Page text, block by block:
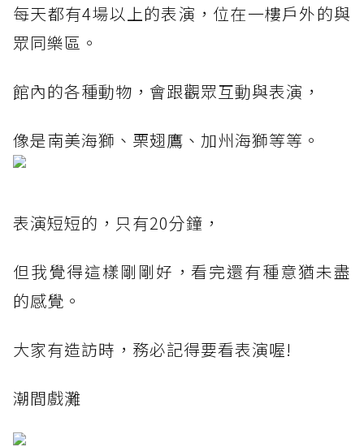
每天都有4場以上的表演，位在一樓戶外的與
眾同樂區。
館內的各種動物，會跟觀眾互動與表演，
像是南美海獅、栗翅鷹、加州海獅等等。
表演短短的，只有20分鐘，
但我覺得這樣剛剛好，看完還有種意猶未盡
的感覺。
大家有造訪時，務必記得要看表演喔!
潮間戲灘